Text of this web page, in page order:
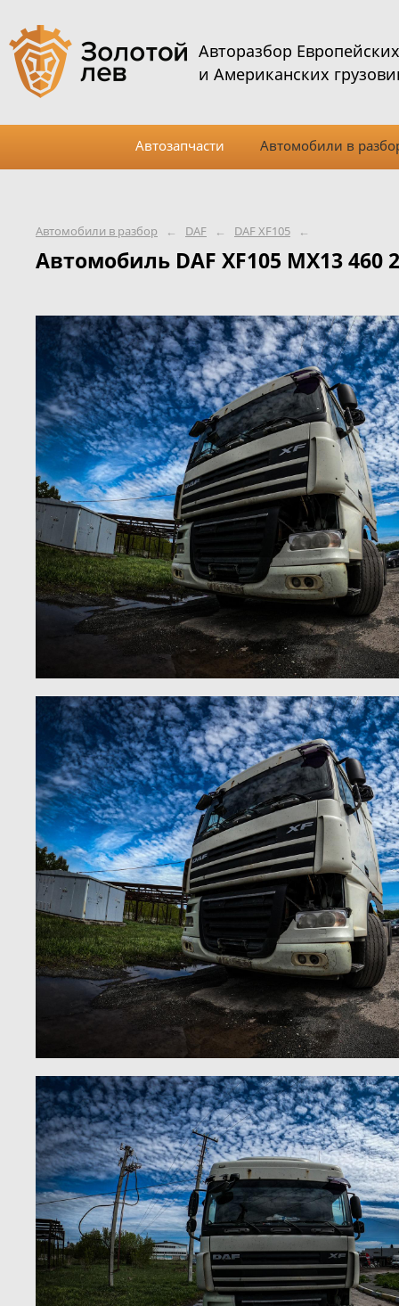
Автомобили в разбор ← DAF ← DAF XF105 ←
Автомобиль DAF XF105 MX13 460
Авторазбор Европейских
и Американских
Автозапчасти Автомобили в